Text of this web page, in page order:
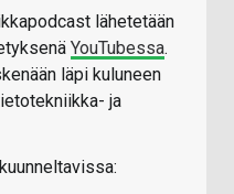
lähetetään
YouTubessa.
läpi kuluneen
ja